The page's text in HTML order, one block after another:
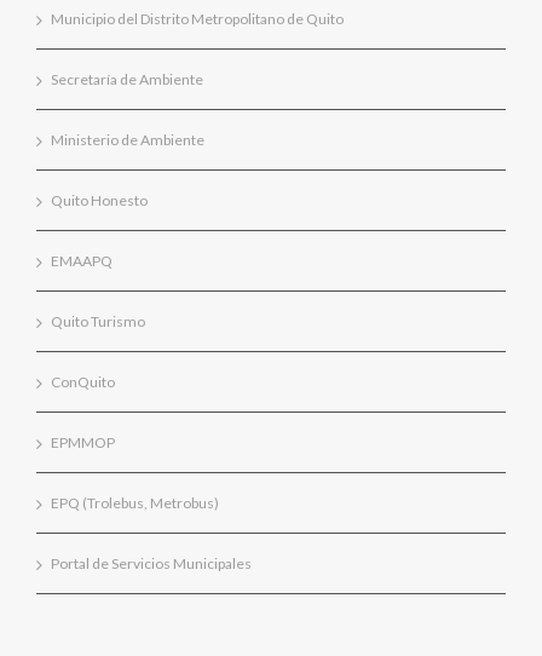
Municipio del Distrito Metropolitano de Quito
Secretaría de Ambiente
Ministerio de Ambiente
Quito Honesto
EMAAPQ
Quito Turismo
ConQuito
EPMMOP
EPQ (Trolebus, Metrobus)
Portal de Servicios Municipales